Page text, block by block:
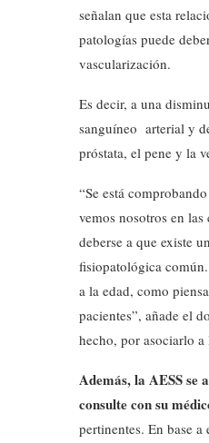
señalan que esta
patologías puede
vascularización.
Es decir, a una
sanguíneo arterial y
próstata, el pene y la
“Se está
vemos nosotros en las
deberse a que existe
fisiopatológica
a la edad, como
pacientes”, añade el
hecho, por asociarlo a
Además, la AESS se
consulte con su
pertinentes. En base